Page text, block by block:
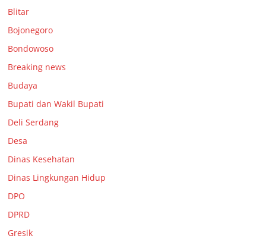
Blitar
Bojonegoro
Bondowoso
Breaking news
Budaya
Bupati dan Wakil Bupati
Deli Serdang
Desa
Dinas Kesehatan
Dinas Lingkungan Hidup
DPO
DPRD
Gresik